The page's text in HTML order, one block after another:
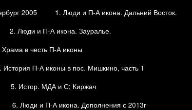
2005
1. Люди и П-А икона. Дальний Восток.
2. Люди и П-А икона. Зауралье.
Храма в честь П-А иконы
История П-А иконы в пос. Мишкино, часть 1
5. Истор. МДА и С; Киржач
6. Люди и П-А икона. Дополнения с 2013г